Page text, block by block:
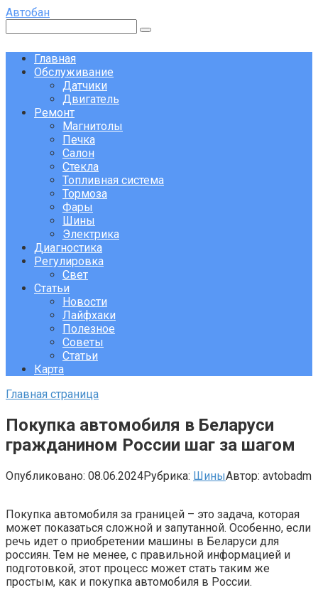
Перейти
контенту
Автобан
Главная
Обслуживание
Датчики
Двигатель
Ремонт
Магнитолы
Печка
Салон
Стекла
Топливная система
Тормоза
Фары
Шины
Электрика
Диагностика
Регулировка
Свет
Статьи
Новости
Лайфхаки
Полезное
Советы
Статьи
Карта
Главная страница
Покупка автомобиля в Беларуси
гражданином России шаг за шагом
Опубликовано: 08.06.2024Рубрика: ШиныАвтор: avtobadm
Покупка автомобиля за границей – это задача, которая
может показаться сложной и запутанной. Особенно, если
речь идет о приобретении машины в Беларуси для
россиян. Тем не менее, с правильной информацией и
подготовкой, этот процесс может стать таким же
простым, как и покупка автомобиля в России.